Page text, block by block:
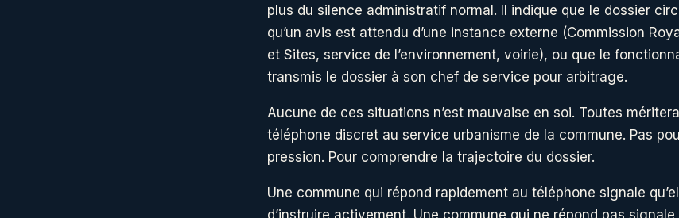
plus du silence administratif normal. Il indique que le dossier
qu’un avis est attendu d’une instance externe (Commission
et Sites, service de l’environnement, voirie), ou que le
transmis le dossier à son chef de service pour arbitrage.
Aucune de ces situations n’est mauvaise en soi. Toutes
téléphone discret au service urbanisme de la commune. Pas
pression. Pour comprendre la trajectoire du dossier.
Une commune qui répond rapidement au téléphone signale
d’instruire activement. Une commune qui ne répond pas signale